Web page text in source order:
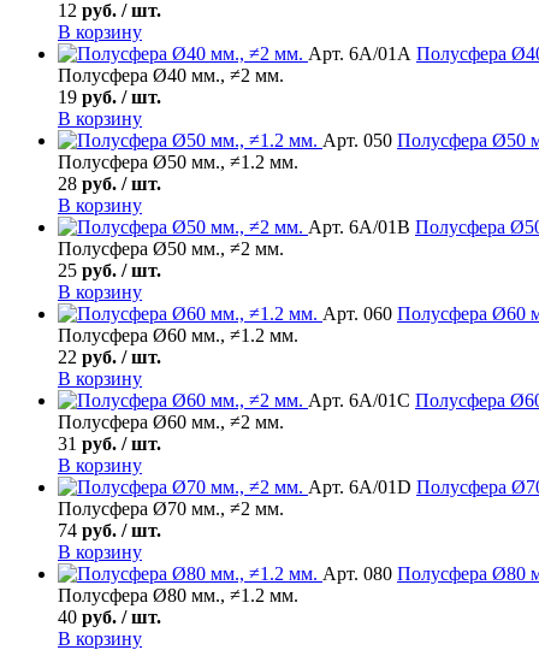
12 руб. / шт.
В корзину
Арт. 6А/01А Полусфера
Полусфера Ø40 мм., ≠2 мм.
19 руб. / шт.
В корзину
Арт. 050 Полусфера Ø50
Полусфера Ø50 мм., ≠1.2 мм.
28 руб. / шт.
В корзину
Арт. 6А/01В Полусфера
Полусфера Ø50 мм., ≠2 мм.
25 руб. / шт.
В корзину
Арт. 060 Полусфера Ø60
Полусфера Ø60 мм., ≠1.2 мм.
22 руб. / шт.
В корзину
Арт. 6А/01С Полусфера
Полусфера Ø60 мм., ≠2 мм.
31 руб. / шт.
В корзину
Арт. 6А/01D Полусфера
Полусфера Ø70 мм., ≠2 мм.
74 руб. / шт.
В корзину
Арт. 080 Полусфера Ø80
Полусфера Ø80 мм., ≠1.2 мм.
40 руб. / шт.
В корзину